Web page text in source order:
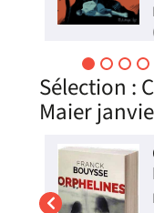
Sélection :
Maier